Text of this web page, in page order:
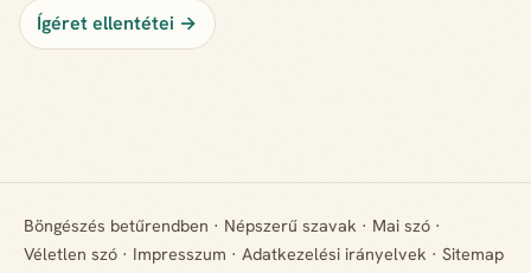
Ígéret ellentétei →
Böngészés betűrendben · Népszerű szavak · Mai szó ·
Véletlen szó · Impresszum · Adatkezelési irányelvek · Sitemap